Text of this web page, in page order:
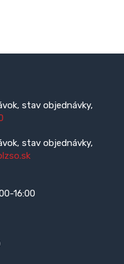
stav objednávky,
stav objednávky,
16:00